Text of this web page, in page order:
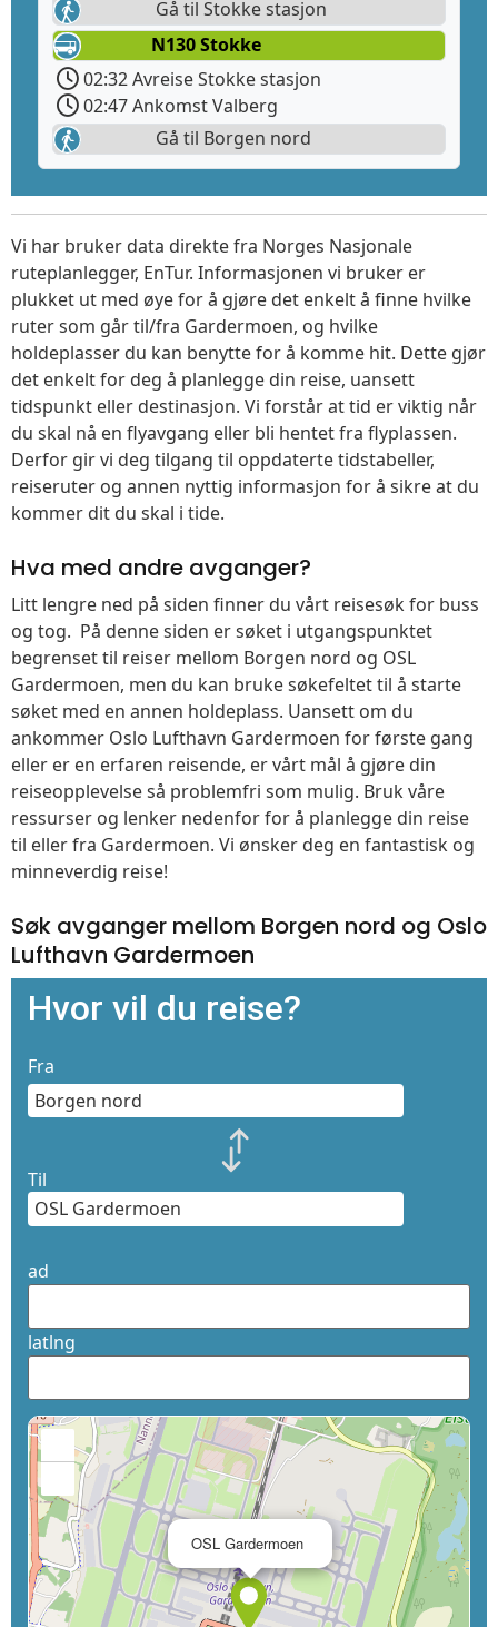
Gå til Stokke stasjon
N130 Stokke
02:32 Avreise Stokke stasjon
02:47 Ankomst Valberg
Gå til Borgen nord
Vi har bruker data direkte fra Norges Nasjonale
ruteplanlegger, EnTur. Informasjonen vi bruker er
plukket ut med øye for å gjøre det enkelt å finne hvilke
ruter som går til/fra Gardermoen, og hvilke
holdeplasser du kan benytte for å komme hit. Dette gjør
det enkelt for deg å planlegge din reise, uansett
tidspunkt eller destinasjon. Vi forstår at tid er viktig når
du skal nå en flyavgang eller bli hentet fra flyplassen.
Derfor gir vi deg tilgang til oppdaterte tidstabeller,
reiseruter og annen nyttig informasjon for å sikre at du
kommer dit du skal i tide.
Hva med andre avganger?
Litt lengre ned på siden finner du vårt reisesøk for buss
og tog. På denne siden er søket i utgangspunktet
begrenset til reiser mellom Borgen nord og OSL
Gardermoen, men du kan bruke søkefeltet til å starte
søket med en annen holdeplass. Uansett om du
ankommer Oslo Lufthavn Gardermoen for første gang
eller er en erfaren reisende, er vårt mål å gjøre din
reiseopplevelse så problemfri som mulig. Bruk våre
ressurser og lenker nedenfor for å planlegge din reise
til eller fra Gardermoen. Vi ønsker deg en fantastisk og
minneverdig reise!
Søk avganger mellom Borgen nord og Oslo
Lufthavn Gardermoen
Hvor vil du reise?
Fra
Til
ad
latlng
OSL Gardermoen